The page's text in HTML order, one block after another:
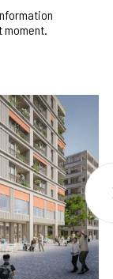
moment.